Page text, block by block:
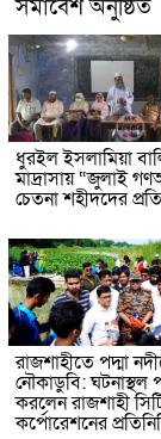
সমাবেশ অনুষ্ঠিত
ধুরইল ইসলামিয়া
মাদ্রাসায় “জুলাই
চেতনা শহীদদের প্রতি
রাজশাহীতে পদ্মা
নৌকাডুবি: ঘটনাস্থল
করলেন রাজশাহী
কর্পোরেশনের